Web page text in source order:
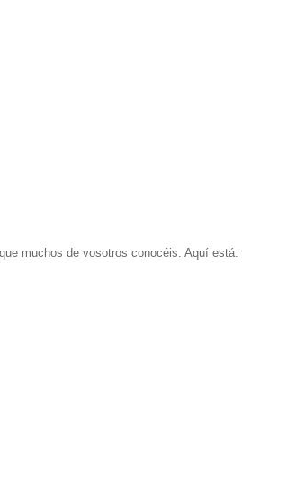
que muchos de vosotros conocéis. Aquí está: